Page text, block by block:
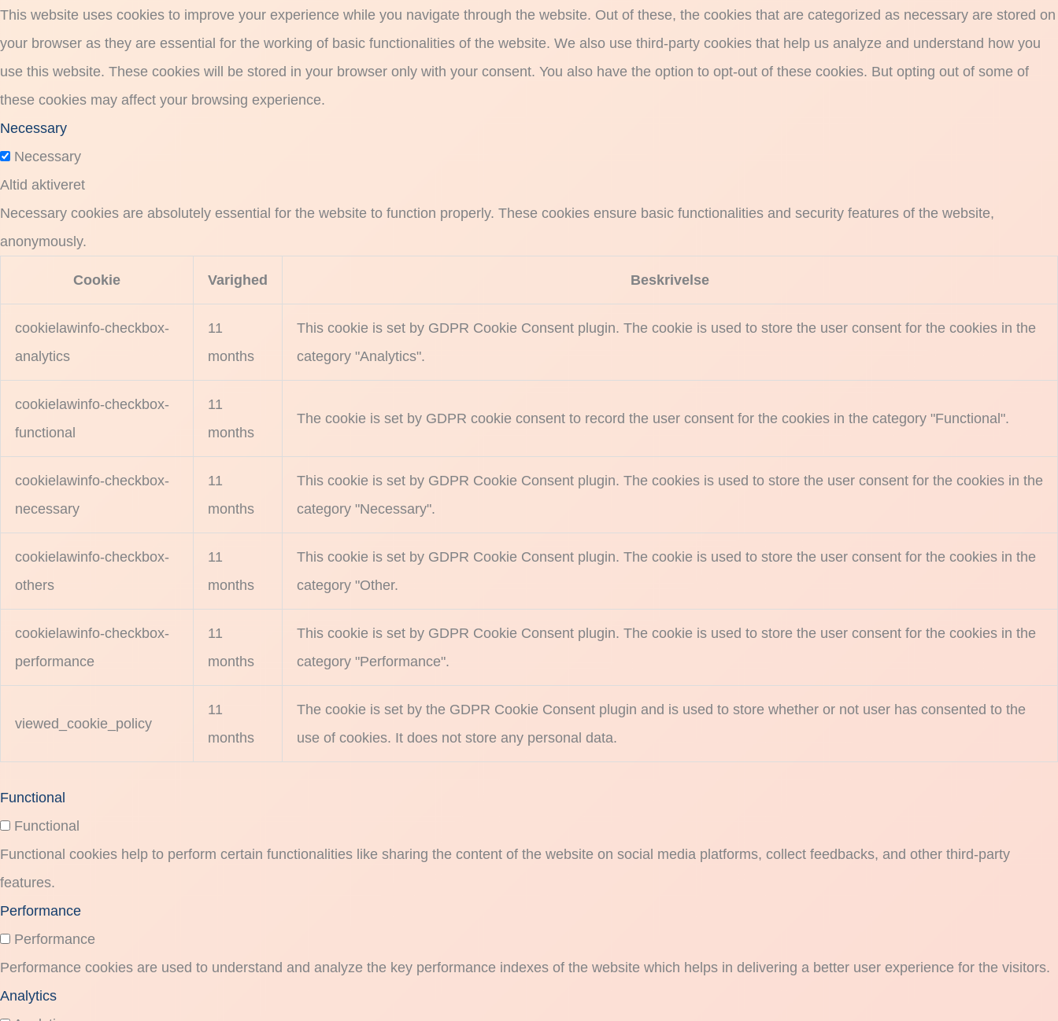
This website uses cookies to improve your experience while you navigate through the website. Out of these, the cookies that are categorized as necessary are stored on
your browser as they are essential for the working of basic functionalities of the website. We also use third-party cookies that help us analyze and understand how you
use this website. These cookies will be stored in your browser only with your consent. You also have the option to opt-out of these cookies. But opting out of some of
these cookies may affect your browsing experience.
Necessary
Necessary
Altid aktiveret
Necessary cookies are absolutely essential for the website to function properly. These cookies ensure basic functionalities and security features of the website,
anonymously.
Cookie Varighed Beskrivelse
cookielawinfo-checkbox-
analytics
11
months
This cookie is set by GDPR Cookie Consent plugin. The cookie is used to store the user consent for the cookies in the
category "Analytics".
cookielawinfo-checkbox-
functional
11
months
The cookie is set by GDPR cookie consent to record the user consent for the cookies in the category "Functional".
cookielawinfo-checkbox-
necessary
11
months
This cookie is set by GDPR Cookie Consent plugin. The cookies is used to store the user consent for the cookies in the
category "Necessary".
cookielawinfo-checkbox-
others
11
months
This cookie is set by GDPR Cookie Consent plugin. The cookie is used to store the user consent for the cookies in the
category "Other.
cookielawinfo-checkbox-
performance
11
months
This cookie is set by GDPR Cookie Consent plugin. The cookie is used to store the user consent for the cookies in the
category "Performance".
viewed_cookie_policy
11
months
The cookie is set by the GDPR Cookie Consent plugin and is used to store whether or not user has consented to the
use of cookies. It does not store any personal data.
Functional
Functional
Functional cookies help to perform certain functionalities like sharing the content of the website on social media platforms, collect feedbacks, and other third-party
features.
Performance
Performance
Performance cookies are used to understand and analyze the key performance indexes of the website which helps in delivering a better user experience for the visitors.
Analytics